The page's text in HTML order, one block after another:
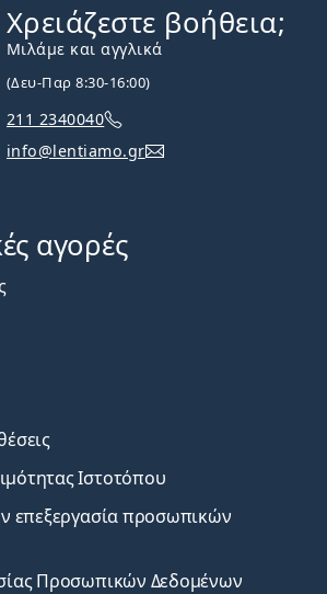
Χρειάζεστε βοήθεια;
Μιλάμε και αγγλικά
(Δευ-Παρ 8:30-16:00)
211 2340040
info@lentiamo.gr
αγορές
Ιστοτόπου
επεξεργασία προσωπικών
Προσωπικών Δεδομένων